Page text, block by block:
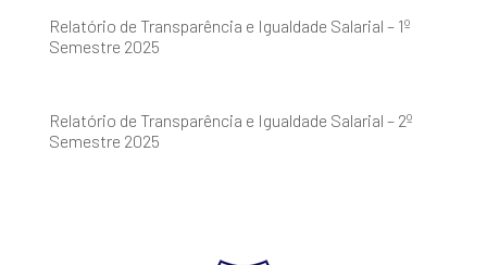
Relatório de Transparência e Igualdade Salarial – 1º
Semestre 2025
Relatório de Transparência e Igualdade Salarial – 2º
Semestre 2025